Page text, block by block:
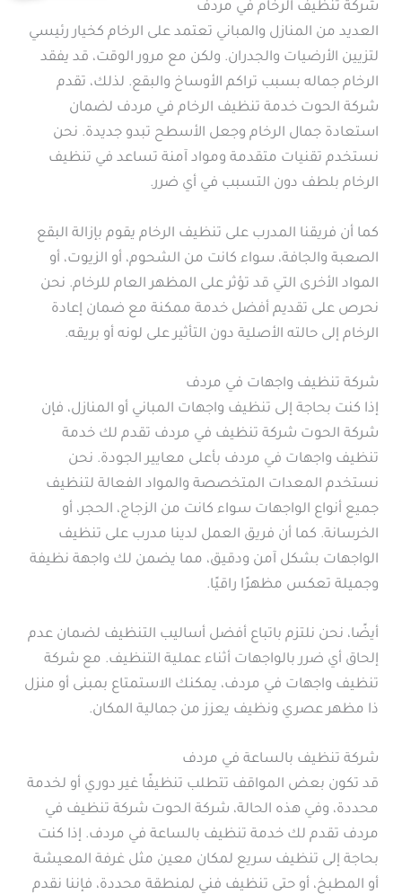
شركة تنظيف الرخام في مردف
العديد من المنازل والمباني تعتمد على الرخام كخيار رئيسي
لتزيين الأرضيات والجدران. ولكن مع مرور الوقت، قد يفقد
الرخام جماله بسبب تراكم الأوساخ والبقع. لذلك، تقدم
شركة الحوت خدمة تنظيف الرخام في مردف لضمان
استعادة جمال الرخام وجعل الأسطح تبدو جديدة. نحن
نستخدم تقنيات متقدمة ومواد آمنة تساعد في تنظيف
الرخام بلطف دون التسبب في أي ضرر.
كما أن فريقنا المدرب على تنظيف الرخام يقوم بإزالة البقع
الصعبة والجافة، سواء كانت من الشحوم، أو الزيوت، أو
المواد الأخرى التي قد تؤثر على المظهر العام للرخام. نحن
نحرص على تقديم أفضل خدمة ممكنة مع ضمان إعادة
الرخام إلى حالته الأصلية دون التأثير على لونه أو بريقه.
شركة تنظيف واجهات في مردف
إذا كنت بحاجة إلى تنظيف واجهات المباني أو المنازل، فإن
شركة الحوت شركة تنظيف في مردف تقدم لك خدمة
تنظيف واجهات في مردف بأعلى معايير الجودة. نحن
نستخدم المعدات المتخصصة والمواد الفعالة لتنظيف
جميع أنواع الواجهات سواء كانت من الزجاج، الحجر، أو
الخرسانة. كما أن فريق العمل لدينا مدرب على تنظيف
الواجهات بشكل آمن ودقيق، مما يضمن لك واجهة نظيفة
وجميلة تعكس مظهرًا راقيًا.
أيضًا، نحن نلتزم باتباع أفضل أساليب التنظيف لضمان عدم
إلحاق أي ضرر بالواجهات أثناء عملية التنظيف. مع شركة
تنظيف واجهات في مردف، يمكنك الاستمتاع بمبنى أو منزل
ذا مظهر عصري ونظيف يعزز من جمالية المكان.
شركة تنظيف بالساعة في مردف
قد تكون بعض المواقف تتطلب تنظيفًا غير دوري أو لخدمة
محددة، وفي هذه الحالة، شركة الحوت شركة تنظيف في
مردف تقدم لك خدمة تنظيف بالساعة في مردف. إذا كنت
بحاجة إلى تنظيف سريع لمكان معين مثل غرفة المعيشة
أو المطبخ، أو حتى تنظيف فني لمنطقة محددة، فإننا نقدم